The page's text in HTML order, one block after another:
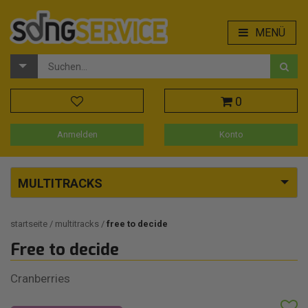
MENÜ
0
Anmelden Konto
MULTITRACKS
startseite multitracks free to decide
Free to decide
Cranberries